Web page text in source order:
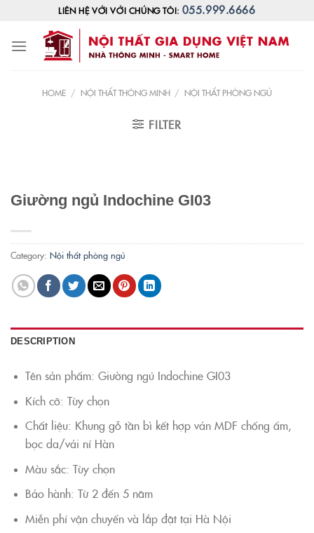
content
LIÊN HỆ VỚI VỚI CHÚNG TÔI: 055.999.6666
HOME / NỘI THẤT THÔNG MINH / NỘI THẤT PHÒNG NGỦ
FILTER
Giường ngủ Indochine GI03
Category: Nội thất phòng ngủ
DESCRIPTION
Tên sản phẩm: Giường ngủ Indochine GI03
Kích cỡ: Tùy chọn
Chất liệu: Khung gỗ tần bì kết hợp ván MDF chống ẩm,
bọc da/vải nỉ Hàn
Màu sắc: Tùy chọn
Bảo hành: Từ 2 đến 5 năm
Miễn phí vận chuyển và lắp đặt tại Hà Nội